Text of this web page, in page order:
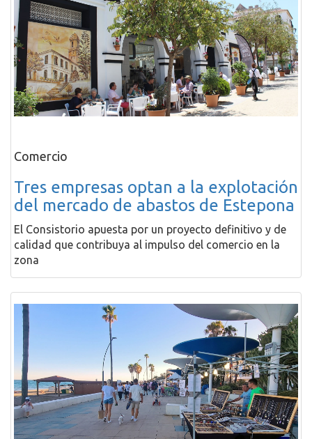
Comercio
Tres empresas optan a la explotación
del mercado de abastos de Estepona
El Consistorio apuesta por un proyecto definitivo y de
calidad que contribuya al impulso del comercio en la
zona